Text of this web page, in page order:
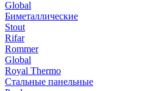
Global
Биметаллические
Stout
Rifar
Rommer
Global
Royal Thermo
Стальные панельные